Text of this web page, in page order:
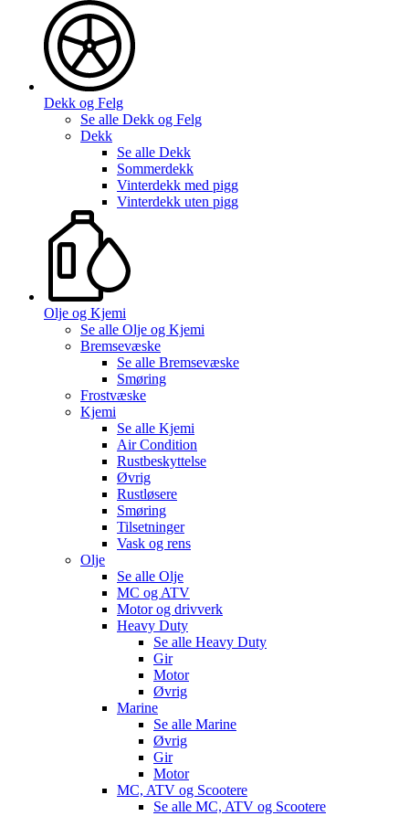
Dekk og Felg
Se alle Dekk og Felg
Dekk
Se alle Dekk
Sommerdekk
Vinterdekk med pigg
Vinterdekk uten pigg
Olje og Kjemi
Se alle Olje og Kjemi
Bremsevæske
Se alle Bremsevæske
Smøring
Frostvæske
Kjemi
Se alle Kjemi
Air Condition
Rustbeskyttelse
Øvrig
Rustløsere
Smøring
Tilsetninger
Vask og rens
Olje
Se alle Olje
MC og ATV
Motor og drivverk
Heavy Duty
Se alle Heavy Duty
Gir
Motor
Øvrig
Marine
Se alle Marine
Øvrig
Gir
Motor
MC, ATV og Scootere
Se alle MC, ATV og Scootere